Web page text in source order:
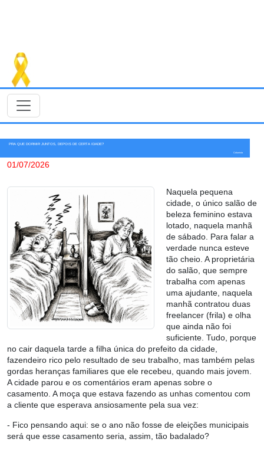
PRA QUE DORMIR JUNTOS, DEPOIS DE CERTA IDADE?
Colunista
01/07/2026
Naquela pequena
cidade, o único salão de
beleza feminino estava
lotado, naquela manhã
de sábado. Para falar a
verdade nunca esteve
tão cheio. A proprietária
do salão, que sempre
trabalha com apenas
uma ajudante, naquela
manhã contratou duas
freelancer (frila) e olha
que ainda não foi
suficiente. Tudo, porque
no cair daquela tarde a filha única do prefeito da cidade,
fazendeiro rico pelo resultado de seu trabalho, mas também pelas
gordas heranças familiares que ele recebeu, quando mais jovem.
A cidade parou e os comentários eram apenas sobre o
casamento. A moça que estava fazendo as unhas comentou com
a cliente que esperava ansiosamente pela sua vez:
- Fico pensando aqui: se o ano não fosse de eleições municipais
será que esse casamento seria, assim, tão badalado?